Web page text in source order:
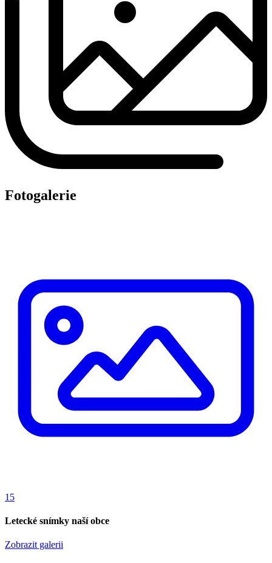
Fotogalerie
15
Letecké snímky naší obce
Zobrazit galerii